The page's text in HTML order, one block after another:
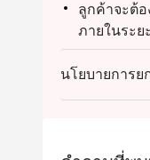
ลูกค้าจะต้อ
ภายในระย
2. การปิดบิ
เมื่อสั่งอาห
ลูกค้าต้องก
3. นโยบา
นโยบายการย